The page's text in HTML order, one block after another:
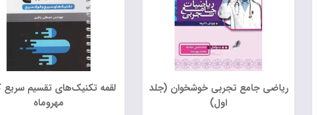
ریاضی جامع تجربی خوشخوان (جلد
اول)
لقمه تکنیک‌های تقسیم سریع
مهروماه